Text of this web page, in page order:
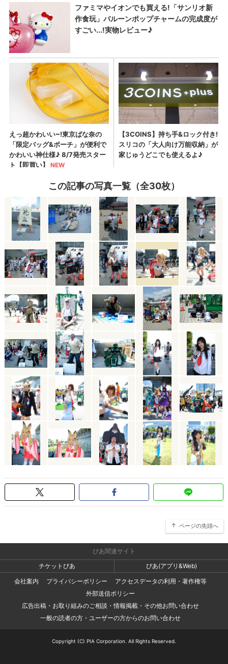
この記事の写真一覧（全30枚）
ページの先頭へ
ぴあ関連サイト
チケットぴあ
ぴあ(アプリ&Web)
会社案内
プライバシーポリシー
アクセスデータの利用・著作権等
外部送信ポリシー
広告出稿・お取り組みのご相談・情報掲載・その他お問い合わせ
一般の読者の方・ユーザーの方からのお問い合わせ
Copyright (C) PIA Corporation. All Rights Reserved.